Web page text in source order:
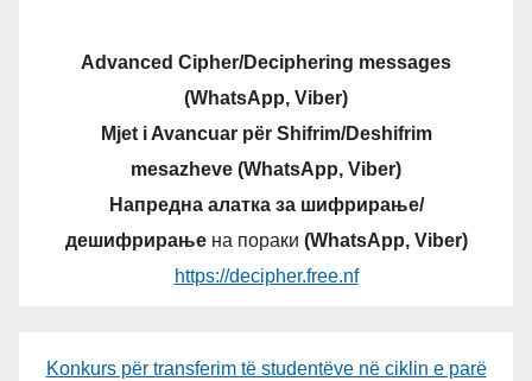
Advanced Cipher/Deciphering messages
(WhatsApp, Viber)
Mjet i Avancuar për Shifrim/Deshifrim
mesazheve (WhatsApp, Viber)
Напредна алатка за шифрирање/
дешифрирањена пораки (WhatsApp, Viber)
https://decipher.free.nf
Konkurs për transferim të studentëve në ciklin e parë